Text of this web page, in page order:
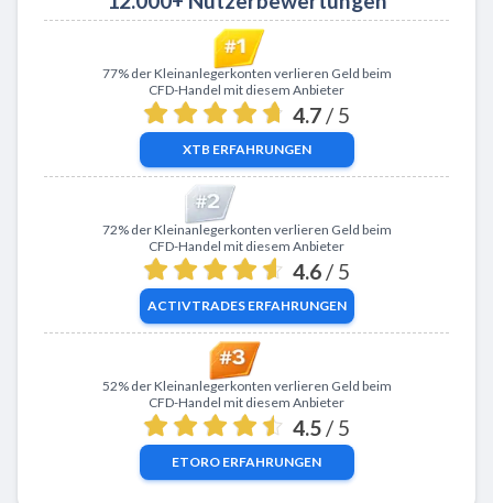
Zu XTB
77% der Kleinanlegerkonten verlieren Geld beim
CFD-Handel mit diesem Anbieter
4.7 / 5
XTB ERFAHRUNGEN
Zu ActivTrades
72% der Kleinanlegerkonten verlieren Geld beim
CFD-Handel mit diesem Anbieter
4.6 / 5
ACTIVTRADESERFAHRUNGEN
Zu eToro
52% der Kleinanlegerkonten verlieren Geld beim
CFD-Handel mit diesem Anbieter
4.5 / 5
ETORO ERFAHRUNGEN